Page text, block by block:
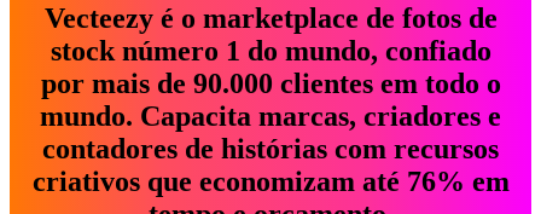
Vecteezy é o marketplace de fotos de
stock número 1 do mundo, confiado
por mais de 90.000 clientes em todo o
mundo. Capacita marcas, criadores e
contadores de histórias com recursos
criativos que economizam até 76% em